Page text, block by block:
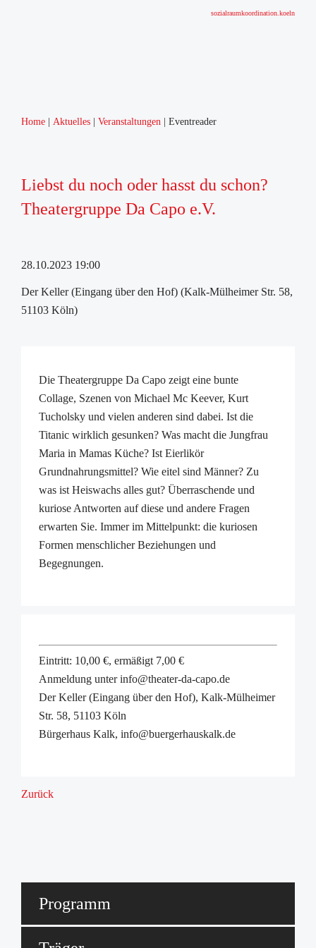
sozialraumkoordination.koeln
Home Aktuelles Veranstaltungen Eventreader
Liebst du noch oder hasst du schon?
Theatergruppe Da Capo e.V.
28.10.2023 19:00
Der Keller (Eingang über den Hof) (Kalk-Mülheimer Str. 58,
51103 Köln)
Die Theatergruppe Da Capo zeigt eine bunte
Collage, Szenen von Michael Mc Keever, Kurt
Tucholsky und vielen anderen sind dabei. Ist die
Titanic wirklich gesunken? Was macht die Jungfrau
Maria in Mamas Küche? Ist Eierlikör
Grundnahrungsmittel? Wie eitel sind Männer? Zu
was ist Heiswachs alles gut? Überraschende und
kuriose Antworten auf diese und andere Fragen
erwarten Sie. Immer im Mittelpunkt: die kuriosen
Formen menschlicher Beziehungen und
Begegnungen.
Eintritt: 10,00 €, ermäßigt 7,00 €
Anmeldung unter info@theater-da-capo.de
Der Keller (Eingang über den Hof), Kalk-Mülheimer
Str. 58, 51103 Köln
Bürgerhaus Kalk, info@buergerhauskalk.de
Zurück
Programm